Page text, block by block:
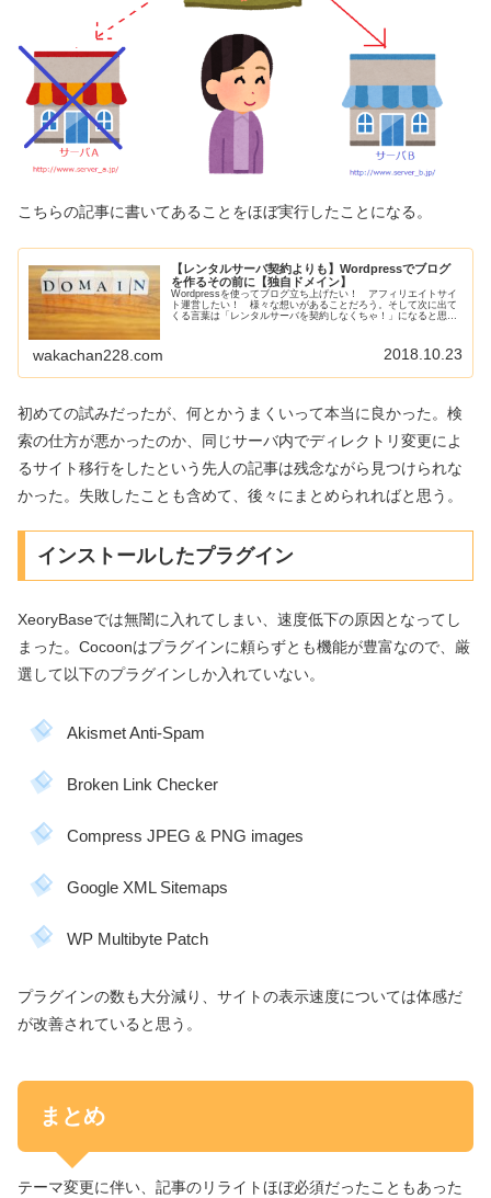
こちらの記事に書いてあることをほぼ実行したことになる。
【レンタルサーバ契約よりも】Wordpressでブログ
を作るその前に【独自ドメイン】
Wordpressを使ってブログ立ち上げたい！ アフィリエイトサイ
ト運営したい！ 様々な想いがあることだろう。そして次に出て
くる言葉は「レンタルサーバを契約しなくちゃ！」になると思う
wakachan228.com 2018.10.23
初めての試みだったが、何とかうまくいって本当に良かった。検
索の仕方が悪かったのか、同じサーバ内でディレクトリ変更によ
るサイト移行をしたという先人の記事は残念ながら見つけられな
かった。失敗したことも含めて、後々にまとめられればと思う。
インストールしたプラグイン
XeoryBaseでは無闇に入れてしまい、速度低下の原因となってし
まった。Cocoonはプラグインに頼らずとも機能が豊富なので、厳
選して以下のプラグインしか入れていない。
Akismet Anti-Spam
Broken Link Checker
Compress JPEG & PNG images
Google XML Sitemaps
WP Multibyte Patch
プラグインの数も大分減り、サイトの表示速度については体感だ
が改善されていると思う。
まとめ
テーマ変更に伴い、記事のリライトほぼ必須だったこともあった